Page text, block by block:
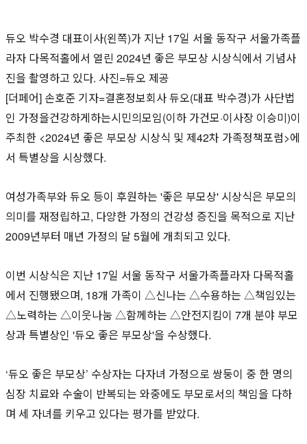
듀오 박수경 대표이사(왼쪽)가 지난 17일 서울 동작구 서울가족플
라자 다목적홀에서 열린 2024년 좋은 부모상 시상식에서 기념사
진을 촬영하고 있다. 사진=듀오 제공
[더페어] 손호준 기자=결혼정보회사 듀오(대표 박수경)가 사단법
인 가정을건강하게하는시민의모임(이하 가건모·이사장 이승미)이
주최한 <2024년 좋은 부모상 시상식 및 제42차 가족정책포럼>에
서 특별상을 시상했다.
여성가족부와 듀오 등이 후원하는 '좋은 부모상' 시상식은 부모의
의미를 재정립하고, 다양한 가정의 건강성 증진을 목적으로 지난
2009년부터 매년 가정의 달 5월에 개최되고 있다.
이번 시상식은 지난 17일 서울 동작구 서울가족플라자 다목적홀
에서 진행됐으며, 18개 가족이 △신나는 △수용하는 △책임있는
△노력하는 △이웃나눔 △함께하는 △안전지킴이 7개 분야 부모
상과 특별상인 '듀오 좋은 부모상'을 수상했다.
‘듀오 좋은 부모상’ 수상자는 다자녀 가정으로 쌍둥이 중 한 명의
심장 치료와 수술이 반복되는 와중에도 부모로서의 책임을 다하
며 세 자녀를 키우고 있다는 평가를 받았다.